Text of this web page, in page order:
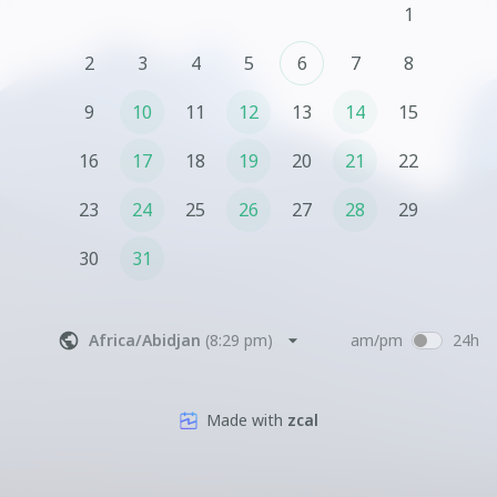
1
2
3 4 5 6 7
8
9
10 11 12 13 14
15
16
17 18 19 20 21
22
23
24 25 26 27 28
29
30
31
Africa/Abidjan (8:29 pm) am/pm 24h
Made with zcal